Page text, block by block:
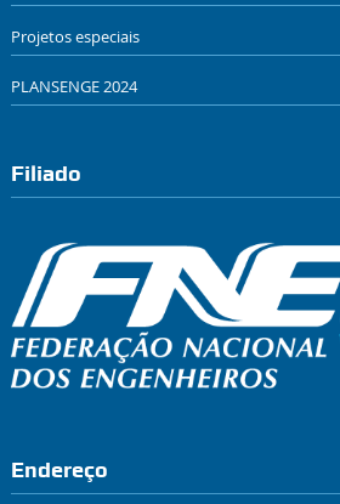
Projetos especiais
PLANSENGE 2024
Filiado
Endereço